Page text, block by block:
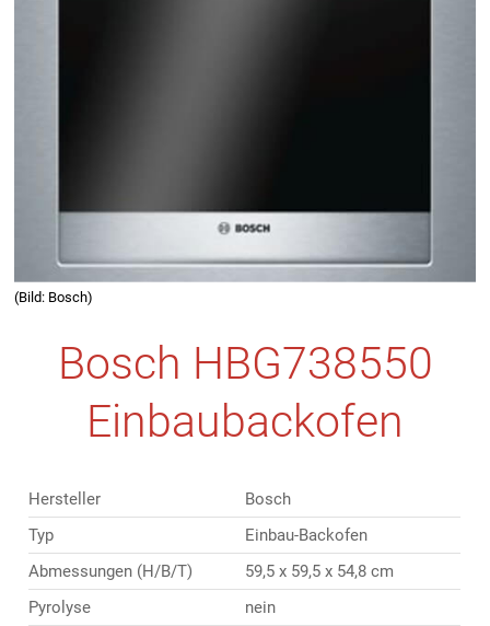
(Bild: Bosch)
Bosch HBG738550
Einbaubackofen
Hersteller
Bosch
Typ
Einbau-Backofen
Abmessungen (H/B/T)
59,5 x 59,5 x 54,8 cm
Pyrolyse
nein